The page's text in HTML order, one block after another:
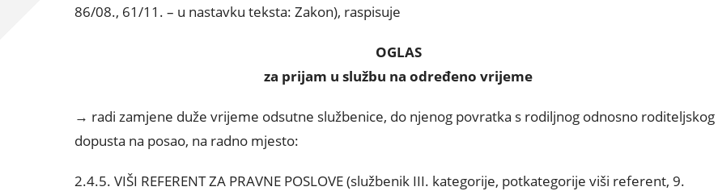
86/08., 61/11. – u nastavku teksta: Zakon), raspisuje
OGLAS
za prijam u službu na određeno vrijeme
→ radi zamjene duže vrijeme odsutne službenice, do njenog povratka s rodiljnog odnosno roditeljskog
dopusta na posao, na radno mjesto:
2.4.5. VIŠI REFERENT ZA PRAVNE POSLOVE (službenik III. kategorije, potkategorije viši referent, 9.